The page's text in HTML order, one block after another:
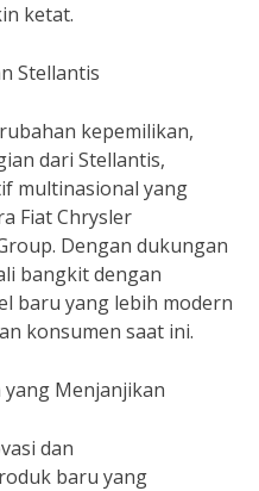
ketat.
Stellantis
kepemilikan,
dari Stellantis,
multinasional yang
Fiat Chrysler
Dengan dukungan
bangkit dengan
baru yang lebih modern
konsumen saat ini.
yang Menjanjikan
dan
baru yang